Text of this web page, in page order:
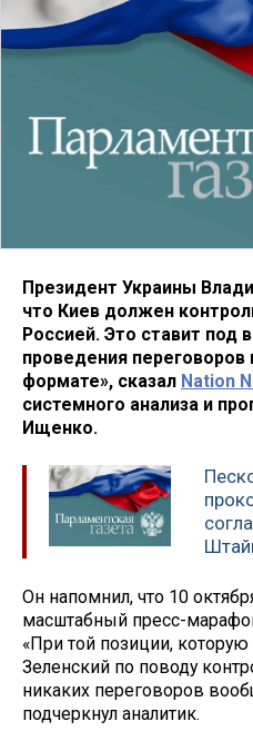
Президент Украины
что Киев должен
Россией. Это ставит под
проведения
формате», сказал Nation
системного анализа и
Ищенко.
Он напомнил, что 10
масштабный пресс-
«При той позиции, которую
Зеленский по поводу
никаких переговоров
подчеркнул аналитик.